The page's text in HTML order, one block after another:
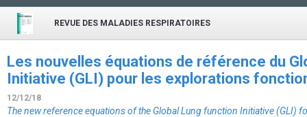
REVUE DES MALADIES RESPIRATOIRES
Les nouvelles équations de référence du
Initiative (GLI) pour les explorations
12/12/18
The new reference equations of the Global Lung function Initiative (GLI)